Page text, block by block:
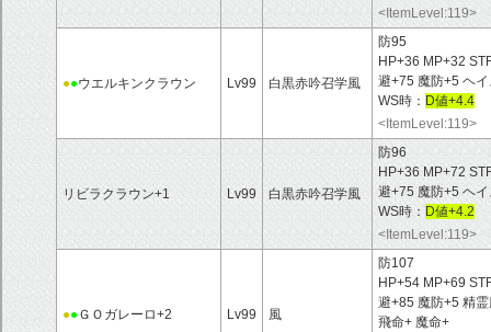
<ItemLevel:119>
●●ウエルキンクラウン Lv99 白黒赤吟召学風
防95
HP+36 MP+32
避+75 魔防+5 ヘ
WS時： D値+4.4
<ItemLevel:119>
リビラクラウン+1 Lv99 白黒赤吟召学風
防96
HP+36 MP+72
避+75 魔防+5 ヘ
WS時： D値+4.2
<ItemLevel:119>
●●ＧＯガレーロ+2 Lv99 風
防107
HP+54 MP+69
避+85 魔防+5 精
飛命+ 魔命+